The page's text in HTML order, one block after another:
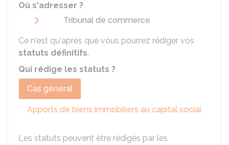
Où s'adresser ?
Tribunal de commerce
Ce n'est qu'après que vous pourrez rédiger vos
statuts définitifs.
Qui rédige les statuts ?
Cas général
Apports de biens immobiliers au capital social
Les statuts peuvent être rédigés par les